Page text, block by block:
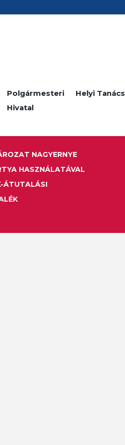
Polgármesteri
Hivatal
Helyi Tanács
NAGYERNYE
HASZNÁLATÁVAL
ÁTUTALÁSI